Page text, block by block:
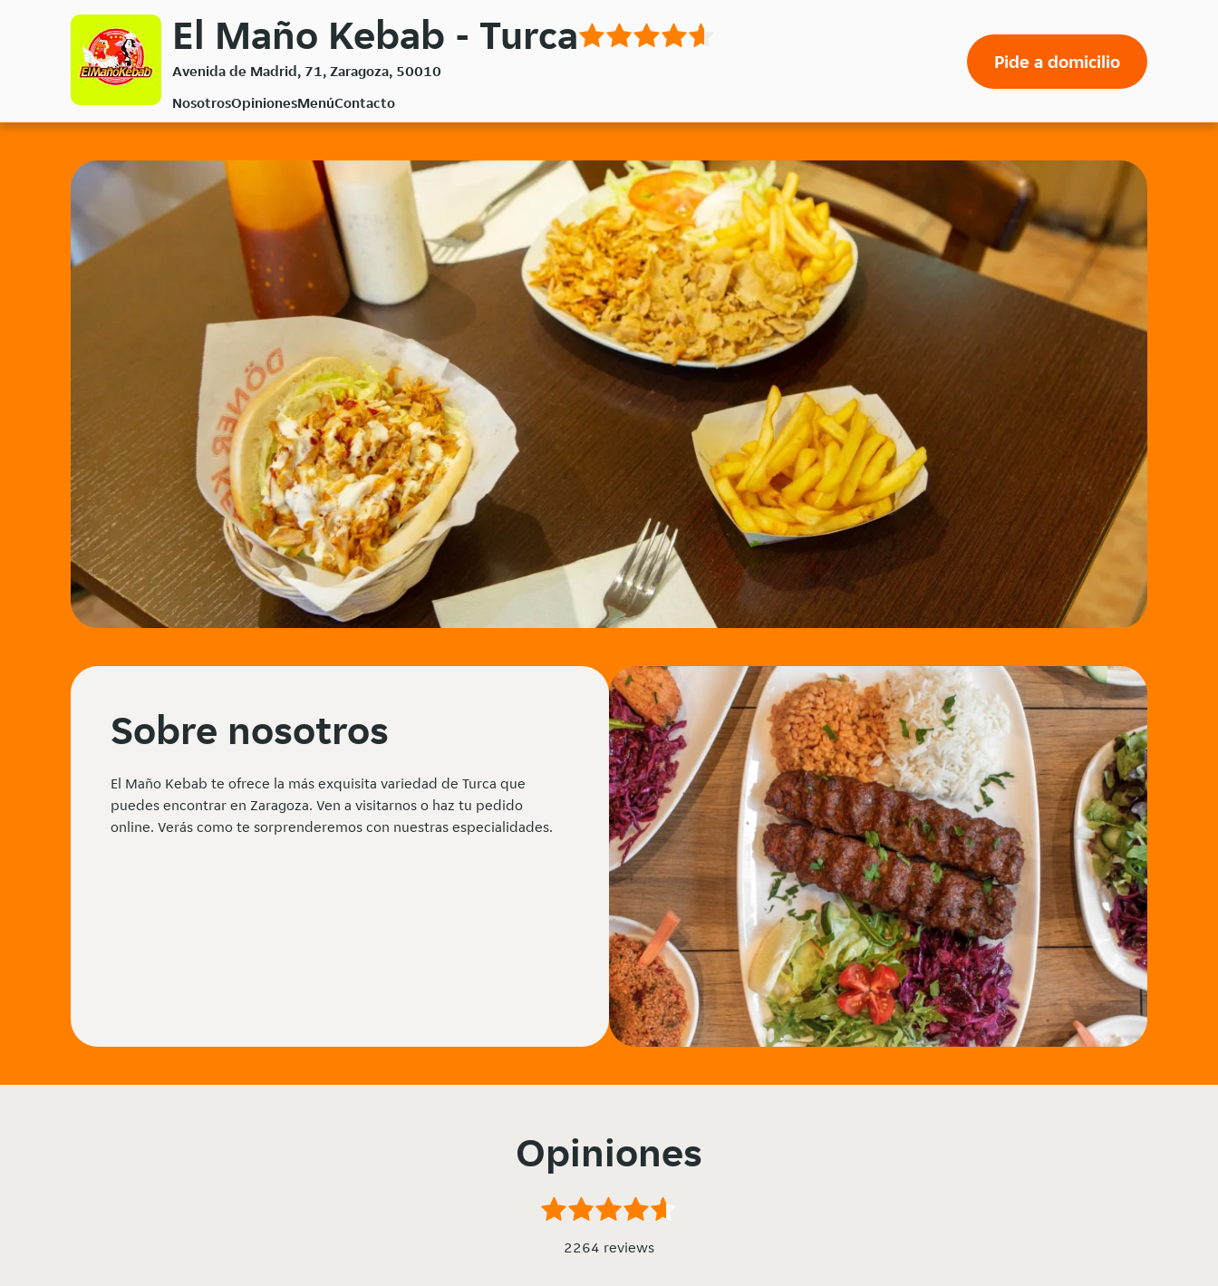
El Maño Kebab - Turca
Avenida de Madrid, 71, Zaragoza, 50010 Pide a domicilio
NosotrosOpinionesMenúContacto
Sobre nosotros
El Maño Kebab te ofrece la más exquisita variedad de Turca que
puedes encontrar en Zaragoza. Ven a visitarnos o haz tu pedido
online. Verás como te sorprenderemos con nuestras especialidades.
Opiniones
2264 reviews